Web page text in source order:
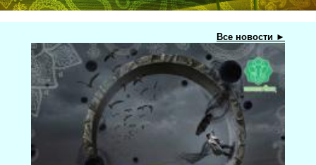
Все новости ►